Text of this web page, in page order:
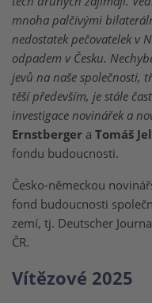
mnoha palčivými
nedostatek pečovatelek v
odpadem v Česku.
jevů na naše společnosti,
těší především, je stále
investigace novinářek a
Ernstberger a Tomáš
fondu budoucnosti.
Česko-německou
fond budoucnosti
zemí, tj. Deutscher
ČR.
Vítězové 2025